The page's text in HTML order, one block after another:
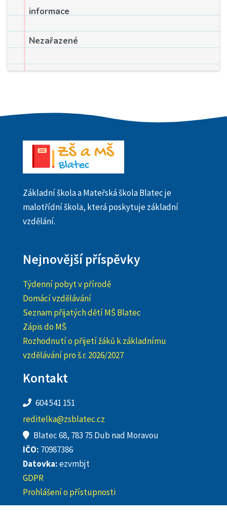
informace
Nezařazené
Základní škola a Mateřská škola Blatec je
malotřídní škola, která poskytuje základní
vzdělání.
Nejnovější příspěvky
Týdenní pobyt v přírodě
Domácí vzdělávání
Seznam přijatých dětí MŠ Blatec
Zápis do MŠ
Rozhodnutí o přijetí žáků k základnímu
vzdělávání pro š.r. 2026/2027
Kontakt
604 541 151
reditelka@zsblatec.cz
Blatec 68, 783 75 Dub nad Moravou
IČO: 70987386
Datovka:ezvmbjt
GDPR
Prohlášení o přístupnosti